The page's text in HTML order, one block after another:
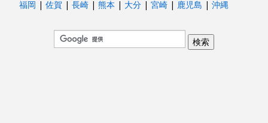
福岡 | 佐賀 | 長崎 | 熊本 | 大分 | 宮崎 | 鹿児島 | 沖縄